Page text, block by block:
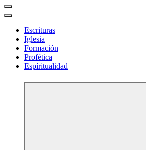
Escrituras
Iglesia
Formación
Profética
Espíritualidad